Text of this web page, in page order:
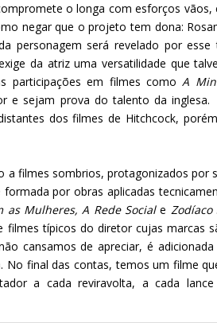
o longa com esforços
negar que o projeto tem dona:
personagem será revelado por
da atriz uma versatilidade que
participações em filmes comoA
e sejam prova do talento da inglesa.
dos filmes de Hitchcock,
a filmes sombrios, protagonizados por
por obras aplicadas
as Mulheres, A Rede Sociale Zodíaco.
típicos do diretor cujas marcas
cansamos de apreciar, é adicionada
final das contas, temos um filme
a cada reviravolta, a cada